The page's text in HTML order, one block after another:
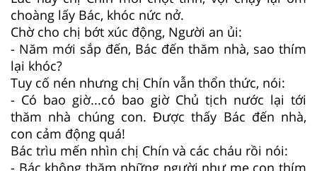
choàng lấy Bác, khóc nức nở.
Chờ cho chị bớt xúc động, Người an ủi:
- Năm mới sắp đến, Bác đến thăm nhà, sao thím
lại khóc?
Tuy cố nén nhưng chị Chín vẫn thổn thức, nói:
- Có bao giờ...có bao giờ Chủ tịch nước lại tới
thăm nhà chúng con. Được thấy Bác đến nhà,
con cảm động quá!
Bác trìu mến nhìn chị Chín và các cháu rồi nói:
- Bác không thăm những người như mẹ con thím